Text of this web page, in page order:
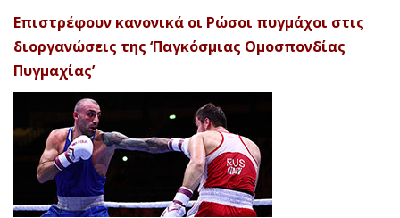
Επιστρέφουν κανονικά οι Ρώσοι πυγμάχοι στις
διοργανώσεις της ‘Παγκόσμιας Ομοσπονδίας
Πυγμαχίας’